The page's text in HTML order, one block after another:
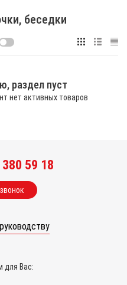
беседки
раздел пуст
нет активных товаров
59 18
для Вас: